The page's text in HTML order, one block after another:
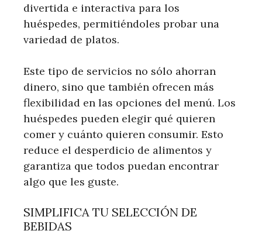
divertida e interactiva para los
huéspedes, permitiéndoles probar una
variedad de platos.
Este tipo de servicios no sólo ahorran
dinero, sino que también ofrecen más
flexibilidad en las opciones del menú. Los
huéspedes pueden elegir qué quieren
comer y cuánto quieren consumir. Esto
reduce el desperdicio de alimentos y
garantiza que todos puedan encontrar
algo que les guste.
SIMPLIFICA TU SELECCIÓN DE
BEBIDAS